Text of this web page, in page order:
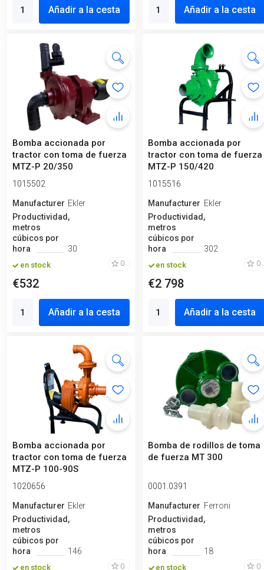
Añadir a la cesta Añadir a la cesta
Bomba accionada por
tractor con toma de fuerza
MTZ-P 20/350
1015502
ManufactureroEkler
Productividad,
metros
cúbicos por
hora
30
en stock 0
€532
Añadir a la cesta
Bomba accionada por
tractor con toma de fuerza
MTZ-P 150/420
1015516
ManufactureroEkler
Productividad,
metros
cúbicos por
hora
302
en stock 0
€2 798
Añadir a la cesta
Bomba accionada por
tractor con toma de fuerza
MTZ-P 100-90S
1020656
ManufactureroEkler
Productividad,
metros
cúbicos por
hora
146
en stock 0
Bomba de rodillos de toma
de fuerza MT 300
0001.0391
ManufactureroFerroni
Productividad,
metros
cúbicos por
hora
18
en stock 0